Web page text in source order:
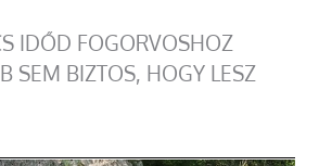
IDŐD FOGORVOSHOZ
SEM BIZTOS, HOGY LESZ